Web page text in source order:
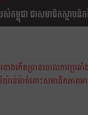
ម្ពុជា ជាសមាជិកស្ថាបនិក